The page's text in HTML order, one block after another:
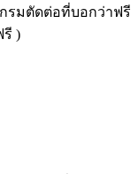
รมตัดต่อที่บอกว่าฟรี
รี )